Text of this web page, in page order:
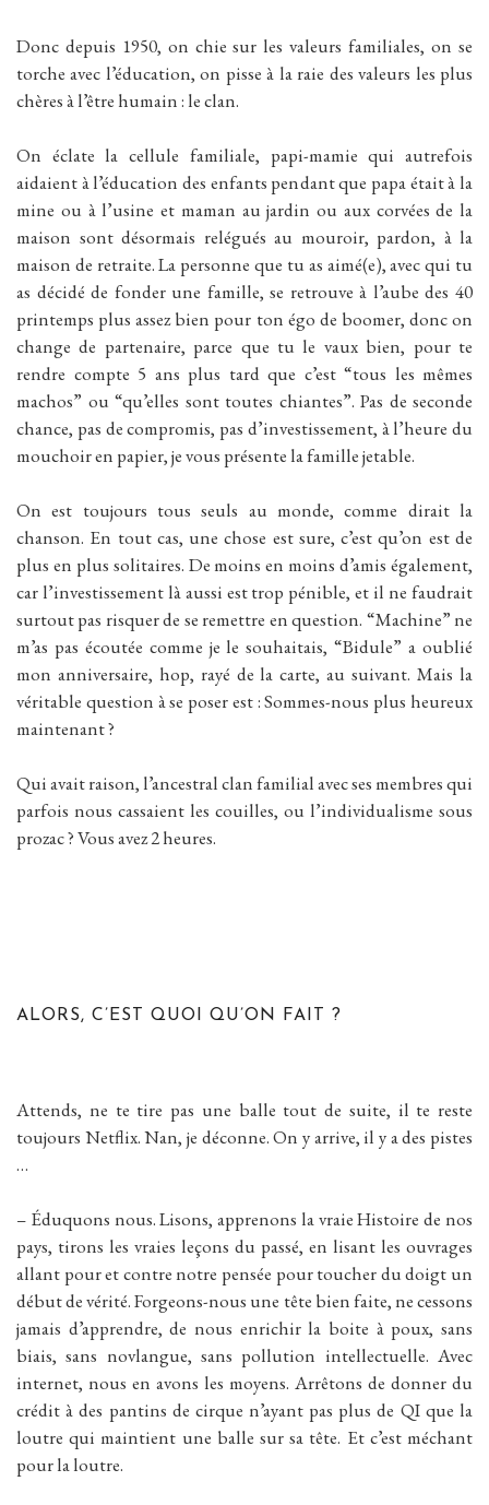
Donc depuis 1950, on chie sur les valeurs familiales, on se
torche avec l’éducation, on pisse à la raie des valeurs les plus
chères à l’être humain : le clan.
On éclate la cellule familiale, papi-mamie qui autrefois
aidaient à l’éducation des enfants pendant que papa était à la
mine ou à l’usine et maman au jardin ou aux corvées de la
maison sont désormais relégués au mouroir, pardon, à la
maison de retraite. La personne que tu as aimé(e), avec qui tu
as décidé de fonder une famille, se retrouve à l’aube des 40
printemps plus assez bien pour ton égo de boomer, donc on
change de partenaire, parce que tu le vaux bien, pour te
rendre compte 5 ans plus tard que c’est “tous les mêmes
machos” ou “qu’elles sont toutes chiantes”. Pas de seconde
chance, pas de compromis, pas d’investissement, à l’heure du
mouchoir en papier, je vous présente la famille jetable.
On est toujours tous seuls au monde, comme dirait la
chanson. En tout cas, une chose est sure, c’est qu’on est de
plus en plus solitaires. De moins en moins d’amis également,
car l’investissement là aussi est trop pénible, et il ne faudrait
surtout pas risquer de se remettre en question. “Machine” ne
m’as pas écoutée comme je le souhaitais, “Bidule” a oublié
mon anniversaire, hop, rayé de la carte, au suivant. Mais la
véritable question à se poser est : Sommes-nous plus heureux
maintenant ?
Qui avait raison, l’ancestral clan familial avec ses membres qui
parfois nous cassaient les couilles, ou l’individualisme sous
prozac ? Vous avez 2 heures.
ALORS, C’EST QUOI QU’ON FAIT ?
Attends, ne te tire pas une balle tout de suite, il te reste
toujours Netflix. Nan, je déconne. On y arrive, il y a des pistes
…
– Éduquons nous. Lisons, apprenons la vraie Histoire de nos
pays, tirons les vraies leçons du passé, en lisant les ouvrages
allant pour et contre notre pensée pour toucher du doigt un
début de vérité. Forgeons-nous une tête bien faite, ne cessons
jamais d’apprendre, de nous enrichir la boite à poux, sans
biais, sans novlangue, sans pollution intellectuelle. Avec
internet, nous en avons les moyens. Arrêtons de donner du
crédit à des pantins de cirque n’ayant pas plus de QI que la
loutre qui maintient une balle sur sa tête. Et c’est méchant
pour la loutre.